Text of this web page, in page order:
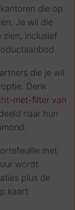
die op
Je wil die
zien, inclusief
die je wil
Denk
met-filter van
naar hun
met
wordt
plus de
kaart.